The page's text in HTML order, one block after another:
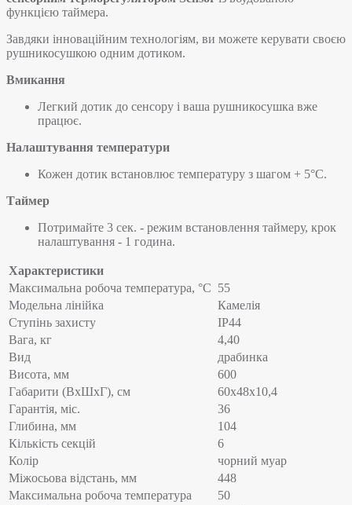
функцією таймера.
Завдяки інноваційним технологіям, ви можете керувати своєю
рушникосушкою одним дотиком.
Вмикання
Легкий дотик до сенсору і ваша рушникосушка вже
працює.
Налаштування температури
Кожен дотик встановлює температуру з шагом + 5°С.
Таймер
Потримайте 3 сек. - режим встановлення таймеру, крок
налаштування - 1 година.
Характеристики
Максимальна робоча температура, °C 55
Модельна лінійка
Камелія
Ступінь захисту
IP44
Вага, кг
4,40
Вид
драбинка
Висота, мм
600
Габарити (ВхШхГ), см
60х48х10,4
Гарантія, міс.
36
Глибина, мм
104
Кількість секцій
6
Колір
чорний муар
Міжосьова відстань, мм
448
Максимальна робоча температура
50